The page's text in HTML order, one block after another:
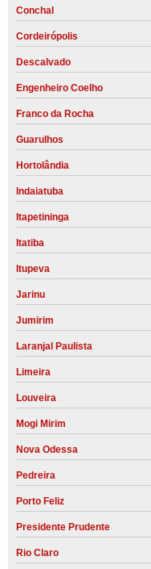
Conchal
Cordeirópolis
Descalvado
Engenheiro Coelho
Franco da Rocha
Guarulhos
Hortolândia
Indaiatuba
Itapetininga
Itatiba
Itupeva
Jarinu
Jumirim
Laranjal Paulista
Limeira
Louveira
Mogi Mirim
Nova Odessa
Pedreira
Porto Feliz
Presidente Prudente
Rio Claro